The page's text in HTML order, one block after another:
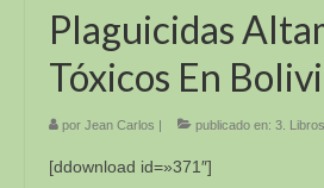
Plaguicidas
Tóxicos En
por Jean Carlos publicado en: 3.
[ddownload id=»371″]